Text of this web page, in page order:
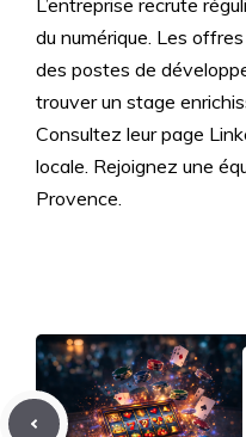
L’entreprise recrute
du numérique. Les
des postes de
trouver un stage
Consultez leur page
locale. Rejoignez une
Provence.